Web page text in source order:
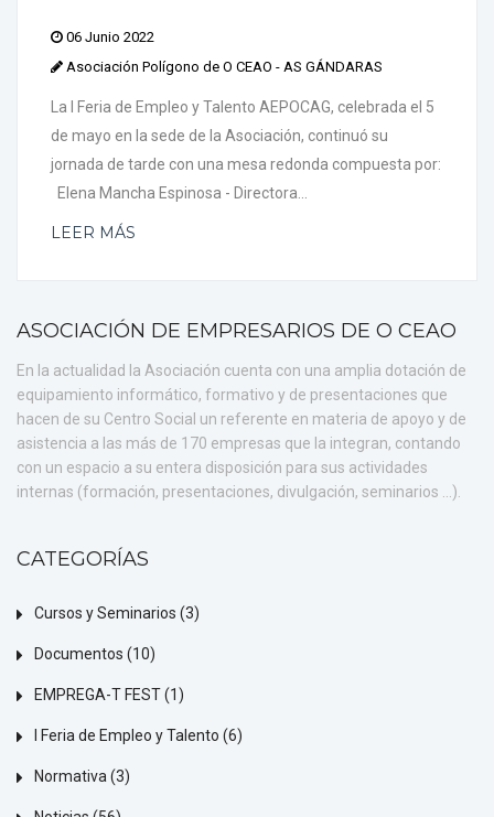
06 Junio 2022
Asociación Polígono de O CEAO - AS GÁNDARAS
La I Feria de Empleo y Talento AEPOCAG, celebrada el 5
de mayo en la sede de la Asociación, continuó su
jornada de tarde con una mesa redonda compuesta por:
Elena Mancha Espinosa - Directora...
LEER MÁS
ASOCIACIÓN DE EMPRESARIOS DE O CEAO
En la actualidad la Asociación cuenta con una amplia dotación de
equipamiento informático, formativo y de presentaciones que
hacen de su Centro Social un referente en materia de apoyo y de
asistencia a las más de 170 empresas que la integran, contando
con un espacio a su entera disposición para sus actividades
internas (formación, presentaciones, divulgación, seminarios ...).
CATEGORÍAS
Cursos y Seminarios (3)
Documentos (10)
EMPREGA-T FEST(1)
I Feria de Empleo y Talento (6)
Normativa (3)